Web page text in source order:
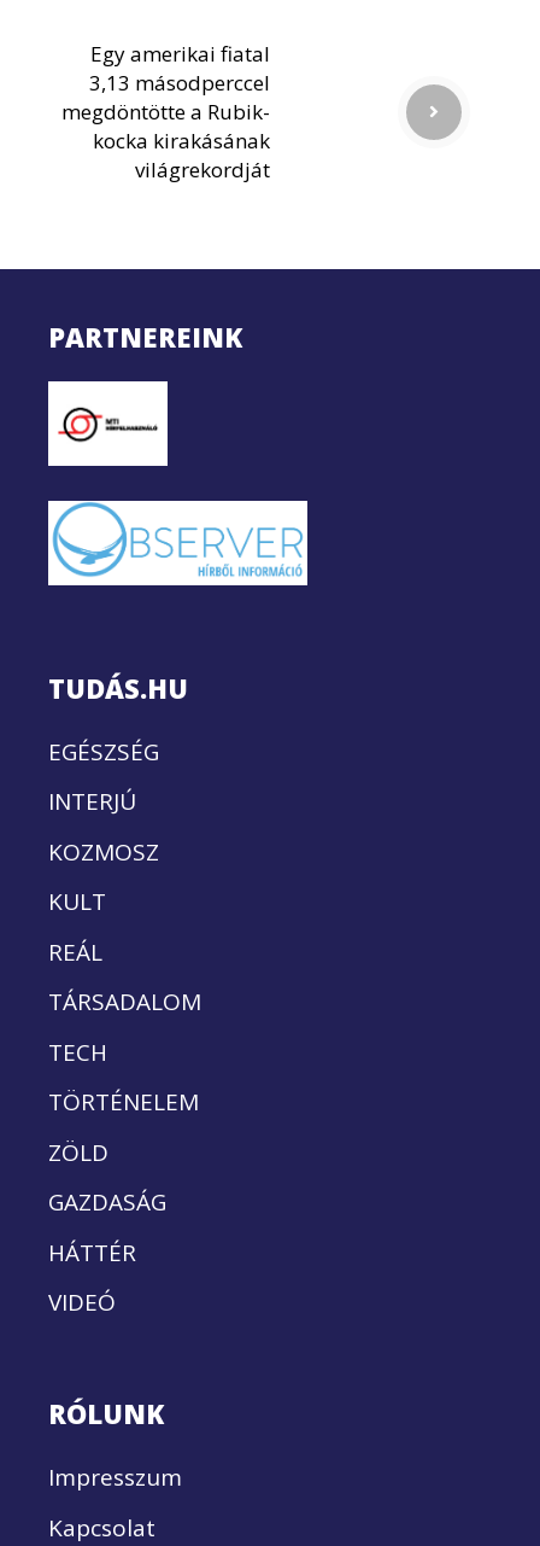
Egy amerikai fiatal
3,13 másodperccel
megdöntötte a Rubik-
kocka kirakásának
világrekordját
PARTNEREINK
TUDÁS.HU
EGÉSZSÉG
INTERJÚ
KOZMOSZ
KULT
REÁL
TÁRSADALOM
TECH
TÖRTÉNELEM
ZÖLD
GAZDASÁG
HÁTTÉR
VIDEÓ
RÓLUNK
Impresszum
Kapcsolat